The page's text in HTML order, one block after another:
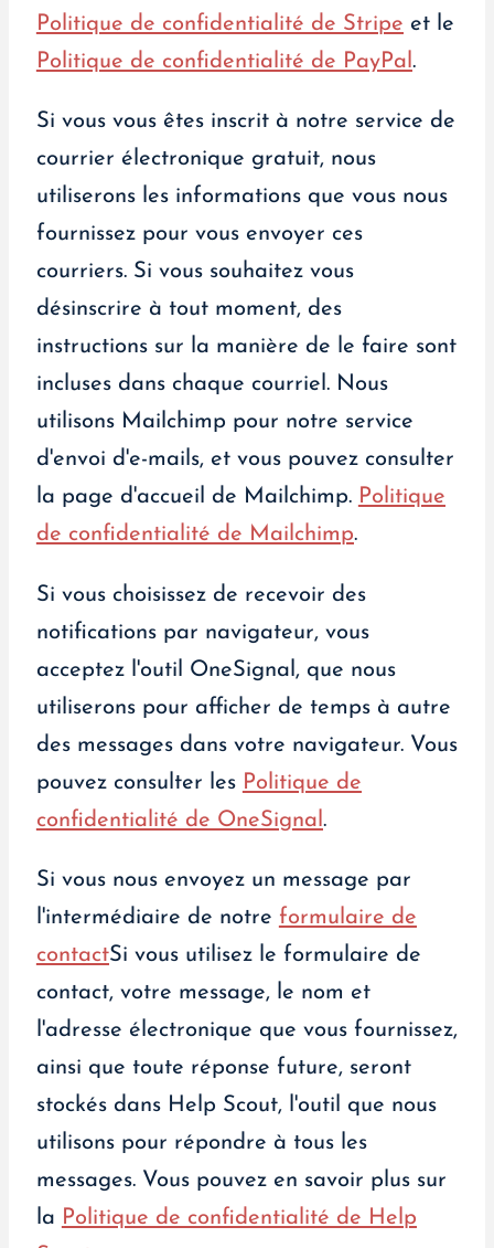
Politique de confidentialité de Stripe et le
Politique de confidentialité de PayPal.
Si vous vous êtes inscrit à notre service de
courrier électronique gratuit, nous
utiliserons les informations que vous nous
fournissez pour vous envoyer ces
courriers. Si vous souhaitez vous
désinscrire à tout moment, des
instructions sur la manière de le faire sont
incluses dans chaque courriel. Nous
utilisons Mailchimp pour notre service
d'envoi d'e-mails, et vous pouvez consulter
la page d'accueil de Mailchimp. Politique
de confidentialité de Mailchimp.
Si vous choisissez de recevoir des
notifications par navigateur, vous
acceptez l'outil OneSignal, que nous
utiliserons pour afficher de temps à autre
des messages dans votre navigateur. Vous
pouvez consulter les Politique de
confidentialité de OneSignal .
Si vous nous envoyez un message par
l'intermédiaire de notre formulaire de
contactSi vous utilisez le formulaire de
contact, votre message, le nom et
l'adresse électronique que vous fournissez,
ainsi que toute réponse future, seront
stockés dans Help Scout, l'outil que nous
utilisons pour répondre à tous les
messages. Vous pouvez en savoir plus sur
la Politique de confidentialité de Help